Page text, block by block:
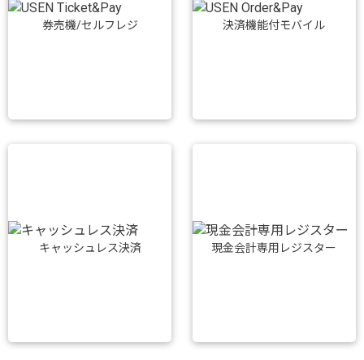
券売機/セルフレジ 決済機能付モバイル
キャッシュレス決済 現金会計専用レジスター